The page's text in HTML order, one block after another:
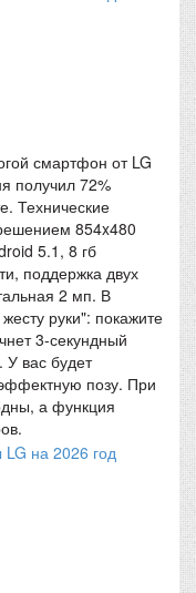
смартфон от LG
получил 72%
Технические
854x480
5.1, 8 гб
поддержка двух
2 мп. В
руки": покажите
3-секундный
У вас будет
позу. При
а функция